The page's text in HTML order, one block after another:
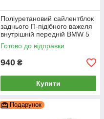
Поліуретановий сайлентблок
заднього П-підібного важеля
внутрішній передній BMW 5
E39 Універсал, PP-0311a
Готово до відправки
940 ₴
Купити
Подарунок